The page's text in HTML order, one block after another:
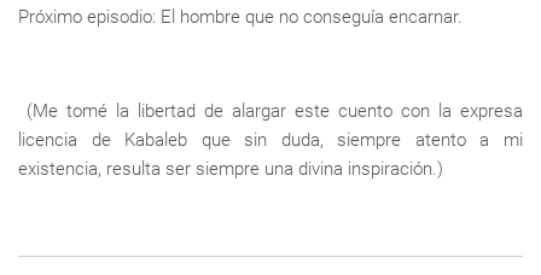
Próximo episodio: El hombre que no conseguía encarnar.
(Me tomé la libertad de alargar este cuento con la expresa
licencia de Kabaleb que sin duda, siempre atento a mi
existencia, resulta ser siempre una divina inspiración.)